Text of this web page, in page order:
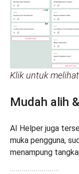
Klik untuk
Mudah alih
AI Helper juga
muka pengguna,
menampung